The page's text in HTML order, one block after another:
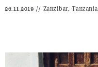
26.11.2019 ‎⁨Zanzibar⁩, ⁨Tanzania⁩